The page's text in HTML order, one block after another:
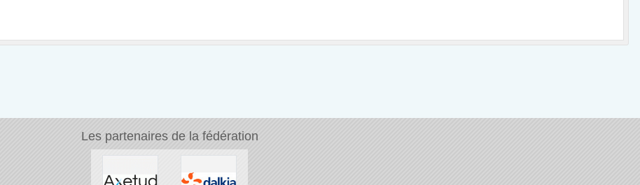
Les partenaires de la fédération